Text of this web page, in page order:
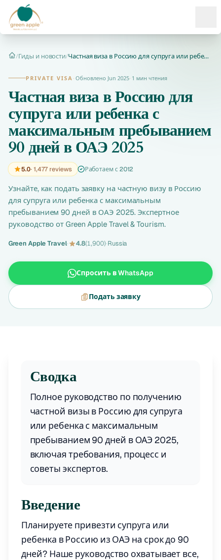
Главная
/Гиды и новости/ Частная виза в Россию для супруга или ребенка с максимальным...
PRIVATE VISA · Обновлено Jun 2025· 1 мин чтения
Частная виза в Россию для
супруга или ребенка с
максимальным пребыванием
90 дней в ОАЭ 2025
5.0· 1,477 reviews Работаем с 2012
Узнайте, как подать заявку на частную визу в Россию
для супруга или ребенка с максимальным
пребыванием 90 дней в ОАЭ 2025. Экспертное
руководство от Green Apple Travel & Tourism.
Green Apple Travel· 4.8(1,900)·Russia
Спросить в WhatsApp
Подать заявку
Сводка
Полное руководство по получению
частной визы в Россию для супруга
или ребенка с максимальным
пребыванием 90 дней в ОАЭ 2025,
включая требования, процесс и
советы экспертов.
Введение
Планируете привезти супруга или
ребенка в Россию из ОАЭ на срок до 90
дней? Наше руководство охватывает все,